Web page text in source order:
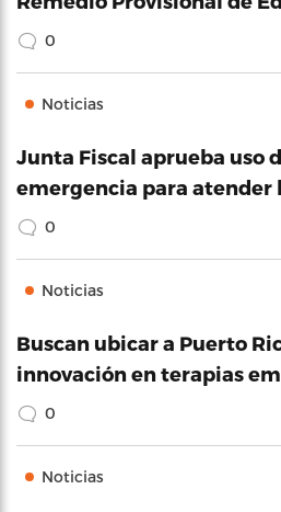
0
Noticias
Junta Fiscal aprueba uso
emergencia para atender
0
Noticias
Buscan ubicar a Puerto
innovación en terapias
0
Noticias